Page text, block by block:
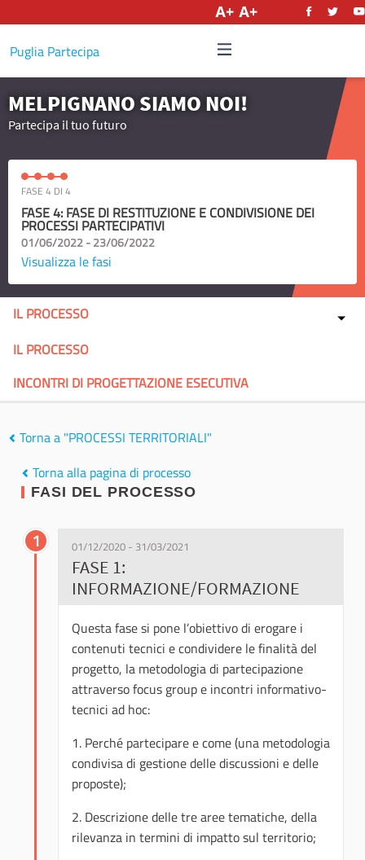
Puglia Partecipa
MELPIGNANO SIAMO NOI!
Partecipa il tuo futuro
FASE 4 DI 4
FASE 4: FASE DI RESTITUZIONE E CONDIVISIONE DEI
PROCESSI PARTECIPATIVI
01/06/2022 - 23/06/2022
Visualizza le fasi
IL PROCESSO
IL PROCESSO
INCONTRI DI PROGETTAZIONE ESECUTIVA
Torna a "PROCESSI TERRITORIALI"
Torna alla pagina di processo
FASI DEL PROCESSO
1 01/12/2020 - 31/03/2021
FASE 1:
INFORMAZIONE/FORMAZIONE
Questa fase si pone l’obiettivo di erogare i
contenuti tecnici e condividere le finalità del
progetto, la metodologia di partecipazione
attraverso focus group e incontri informativo-
tecnici ad hoc:
1. Perché partecipare e come (una metodologia
condivisa di gestione delle discussioni e delle
proposte);
2. Descrizione delle tre aree tematiche, della
rilevanza in termini di impatto sul territorio;